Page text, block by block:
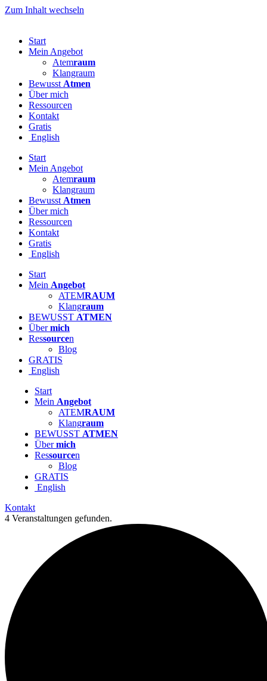
Zum Inhalt wechseln
Start
Mein Angebot
Atemraum
Klangraum
Bewusst Atmen
Über mich
Ressourcen
Kontakt
Gratis
English
Start
Mein Angebot
Atemraum
Klangraum
Bewusst Atmen
Über mich
Ressourcen
Kontakt
Gratis
English
Start
Mein Angebot
ATEMRAUM
Klangraum
BEWUSST ATMEN
Übermich
Ressourcen
Blog
GRATIS
English
Start
Mein Angebot
ATEMRAUM
Klangraum
BEWUSST ATMEN
Übermich
Ressourcen
Blog
GRATIS
English
Kontakt
4 Veranstaltungen gefunden.